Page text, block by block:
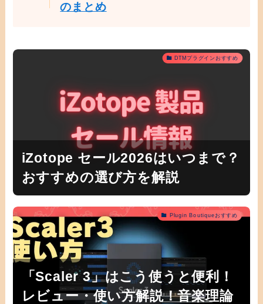
のまとめ
DTMプラグインおすすめ
iZotope セール2026はいつまで？
おすすめの選び方を解説
Plugin Boutiqueおすすめ
「Scaler 3」はこう使うと便利！
レビュー・使い方解説！音楽理論